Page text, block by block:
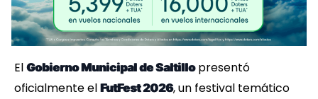
El Gobierno Municipal de Saltillopresentó
oficialmente el FutFest 2026, un festival temático